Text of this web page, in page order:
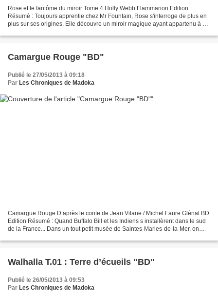
Rose et le fantôme du miroir Tome 4 Holly Webb Flammarion Edition
Résumé : Toujours apprentie chez Mr Fountain, Rose s'interroge de plus en
plus sur ses origines. Elle découvre un miroir magique ayant appartenu à sa
Camargue Rouge "BD"
Publié le 27/05/2013 à 09:18
Par Les Chroniques de Madoka
Camargue Rouge D’après le conte de Jean Vilane / Michel Faure Glénat BD
Edition Résumé : Quand Buffalo Bill et les Indiens s installèrent dans le sud
de la France... Dans un tout petit musée de Saintes-Maries-de-la-Mer, on
Walhalla T.01 : Terre d’écueils "BD"
Publié le 26/05/2013 à 09:53
Par Les Chroniques de Madoka